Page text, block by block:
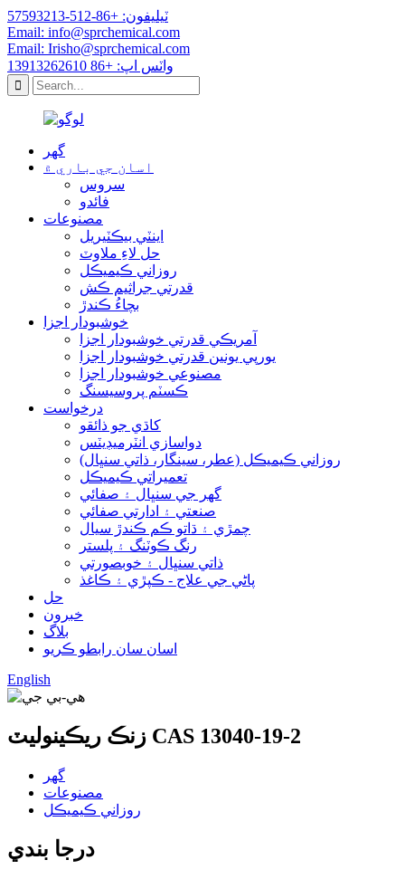
ٽيليفون: +86-512-57593213
Email: info@sprchemical.com
Email: Irisho@sprchemical.com
واٽس اپ: +86 13913262610
گھر
اسان جي باري ۾
سروس
فائدو
مصنوعات
اينٽي بيڪٽيريل
حل لاءِ ملاوٽ
روزاني ڪيميڪل
قدرتي جراثيم ڪش
بچاءُ ڪندڙ
خوشبودار اجزا
آمريڪي قدرتي خوشبودار اجزا
يورپي يونين قدرتي خوشبودار اجزا
مصنوعي خوشبودار اجزا
ڪسٽم پروسيسنگ
درخواست
کاڌي جو ذائقو
دواسازي انٽرميڊيٽس
روزاني ڪيميڪل (عطر، سينگار، ذاتي سنڀال)
تعميراتي ڪيميڪل
گھر جي سنڀال ۽ صفائي
صنعتي ۽ ادارتي صفائي
چمڙي ۽ ڌاتو ڪم ڪندڙ سيال
رنگ ڪوٽنگ ۽ پلستر
ذاتي سنڀال ۽ خوبصورتي
پاڻي جي علاج - ڪپڙي ۽ ڪاغذ
حل
خبرون
بلاگ
اسان سان رابطو ڪريو
English
زنڪ ريڪينوليٽ CAS 13040-19-2
گھر
مصنوعات
روزاني ڪيميڪل
درجا بندي